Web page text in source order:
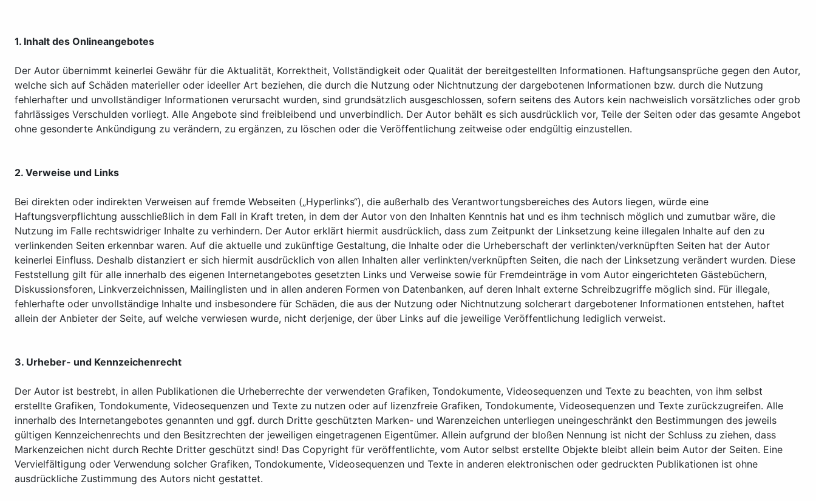
1. Inhalt des Onlineangebotes
Der Autor übernimmt keinerlei Gewähr für die Aktualität, Korrektheit, Vollständigkeit oder Qualität der bereitgestellten Informationen. Haftungsansprüche gegen den Autor,
welche sich auf Schäden materieller oder ideeller Art beziehen, die durch die Nutzung oder Nichtnutzung der dargebotenen Informationen bzw. durch die Nutzung
fehlerhafter und unvollständiger Informationen verursacht wurden, sind grundsätzlich ausgeschlossen, sofern seitens des Autors kein nachweislich vorsätzliches oder grob
fahrlässiges Verschulden vorliegt. Alle Angebote sind freibleibend und unverbindlich. Der Autor behält es sich ausdrücklich vor, Teile der Seiten oder das gesamte Angebot
ohne gesonderte Ankündigung zu verändern, zu ergänzen, zu löschen oder die Veröffentlichung zeitweise oder endgültig einzustellen.
2. Verweise und Links
Bei direkten oder indirekten Verweisen auf fremde Webseiten („Hyperlinks“), die außerhalb des Verantwortungsbereiches des Autors liegen, würde eine
Haftungsverpflichtung ausschließlich in dem Fall in Kraft treten, in dem der Autor von den Inhalten Kenntnis hat und es ihm technisch möglich und zumutbar wäre, die
Nutzung im Falle rechtswidriger Inhalte zu verhindern. Der Autor erklärt hiermit ausdrücklich, dass zum Zeitpunkt der Linksetzung keine illegalen Inhalte auf den zu
verlinkenden Seiten erkennbar waren. Auf die aktuelle und zukünftige Gestaltung, die Inhalte oder die Urheberschaft der verlinkten/verknüpften Seiten hat der Autor
keinerlei Einfluss. Deshalb distanziert er sich hiermit ausdrücklich von allen Inhalten aller verlinkten/verknüpften Seiten, die nach der Linksetzung verändert wurden. Diese
Feststellung gilt für alle innerhalb des eigenen Internetangebotes gesetzten Links und Verweise sowie für Fremdeinträge in vom Autor eingerichteten Gästebüchern,
Diskussionsforen, Linkverzeichnissen, Mailinglisten und in allen anderen Formen von Datenbanken, auf deren Inhalt externe Schreibzugriffe möglich sind. Für illegale,
fehlerhafte oder unvollständige Inhalte und insbesondere für Schäden, die aus der Nutzung oder Nichtnutzung solcherart dargebotener Informationen entstehen, haftet
allein der Anbieter der Seite, auf welche verwiesen wurde, nicht derjenige, der über Links auf die jeweilige Veröffentlichung lediglich verweist.
3. Urheber- und Kennzeichenrecht
Der Autor ist bestrebt, in allen Publikationen die Urheberrechte der verwendeten Grafiken, Tondokumente, Videosequenzen und Texte zu beachten, von ihm selbst
erstellte Grafiken, Tondokumente, Videosequenzen und Texte zu nutzen oder auf lizenzfreie Grafiken, Tondokumente, Videosequenzen und Texte zurückzugreifen. Alle
innerhalb des Internetangebotes genannten und ggf. durch Dritte geschützten Marken- und Warenzeichen unterliegen uneingeschränkt den Bestimmungen des jeweils
gültigen Kennzeichenrechts und den Besitzrechten der jeweiligen eingetragenen Eigentümer. Allein aufgrund der bloßen Nennung ist nicht der Schluss zu ziehen, dass
Markenzeichen nicht durch Rechte Dritter geschützt sind! Das Copyright für veröffentlichte, vom Autor selbst erstellte Objekte bleibt allein beim Autor der Seiten. Eine
Vervielfältigung oder Verwendung solcher Grafiken, Tondokumente, Videosequenzen und Texte in anderen elektronischen oder gedruckten Publikationen ist ohne
ausdrückliche Zustimmung des Autors nicht gestattet.